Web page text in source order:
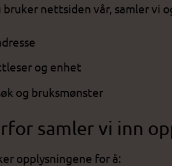
bruker nettsiden vår, samler vi
og enhet
og bruksmønster
samler vi inn
opplysningene for å: